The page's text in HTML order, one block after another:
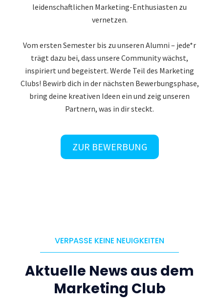
leidenschaftlichen Marketing-Enthusiasten zu
vernetzen.
Vom ersten Semester bis zu unseren Alumni – jede*r
trägt dazu bei, dass unsere Community wächst,
inspiriert und begeistert. Werde Teil des Marketing
Clubs! Bewirb dich in der nächsten Bewerbungsphase,
bring deine kreativen Ideen ein und zeig unseren
Partnern, was in dir steckt.
ZUR BEWERBUNG
VERPASSE KEINE NEUIGKEITEN
Aktuelle News aus dem
Marketing Club